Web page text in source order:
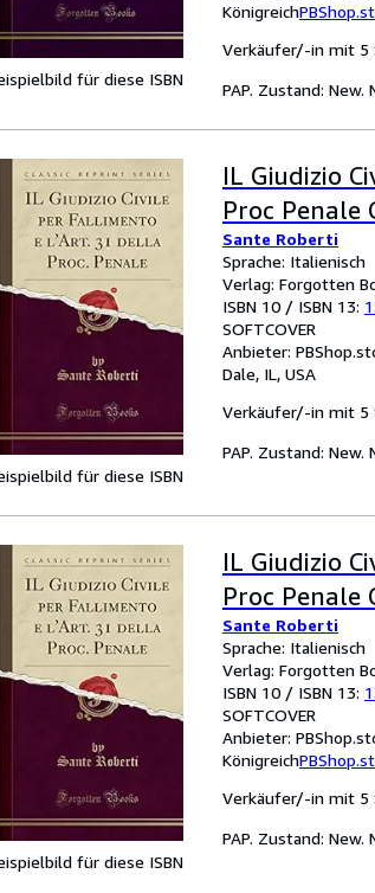
für diese ISBN
Königreich
Verkäufer/-in mit 5
PAP. Zustand:
für diese ISBN
IL Giudizio
Proc Penale
Sante Roberti
Sprache: Italienisch
Verlag: Forgotten
ISBN 10 / ISBN 13:
SOFTCOVER
Anbieter:
Dale, IL, USA
Verkäufer/-in mit 5
PAP. Zustand:
für diese ISBN
IL Giudizio
Proc Penale
Sante Roberti
Sprache: Italienisch
Verlag: Forgotten
ISBN 10 / ISBN 13:
SOFTCOVER
Anbieter:
Königreich
Verkäufer/-in mit 5
PAP. Zustand: